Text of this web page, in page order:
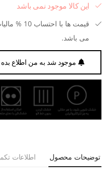
این کالا موجود نمی باشد
قیمت ها با
می باشد.
موجود شد به من اطلاع بده
توضیحات محصول اطلاعات